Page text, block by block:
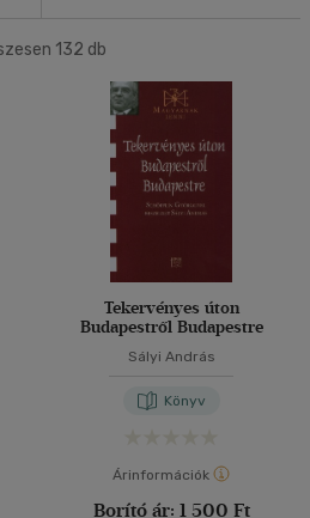
(4) 132 db
Tekervényes úton
Budapestről Budapestre
Sályi András
Könyv
Árinformációk
Borító ár: 1 500 Ft